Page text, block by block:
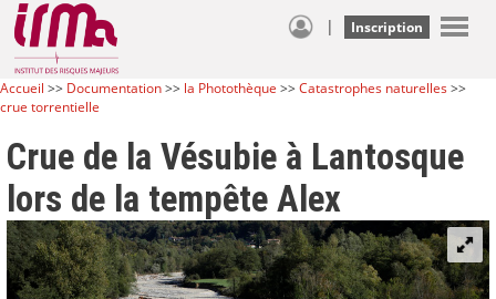
| Inscription
Accueil >> Documentation>> la Photothèque >>Catastrophes naturelles>>
crue torrentielle
Crue de la Vésubie à Lantosque
lors de la tempête Alex